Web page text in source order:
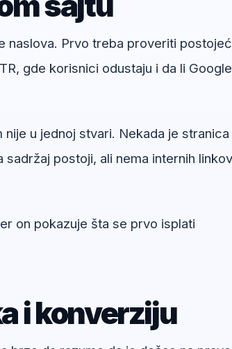
naslova. Prvo treba proveriti
gde korisnici odustaju i da li Google
u jednoj stvari. Nekada je stranica
postoji, ali nema internih
on pokazuje šta se prvo isplati
i konverziju